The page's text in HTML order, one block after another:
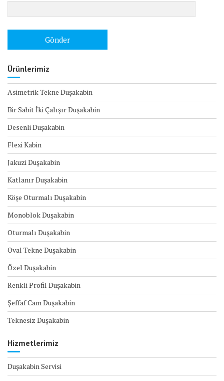
Ürünlerimiz
Asimetrik Tekne Duşakabin
Bir Sabit İki Çalışır Duşakabin
Desenli Duşakabin
Flexi Kabin
Jakuzi Duşakabin
Katlanır Duşakabin
Köşe Oturmalı Duşakabin
Monoblok Duşakabin
Oturmalı Duşakabin
Oval Tekne Duşakabin
Özel Duşakabin
Renkli Profil Duşakabin
Şeffaf Cam Duşakabin
Teknesiz Duşakabin
Hizmetlerimiz
Duşakabin Servisi